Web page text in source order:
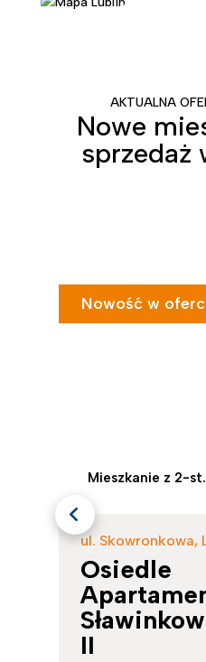
AKTUALNA
Nowe
sprzedaż
Nowość w
Mieszkanie z 2-
ul. Skowronkowa,
Osiedle
II